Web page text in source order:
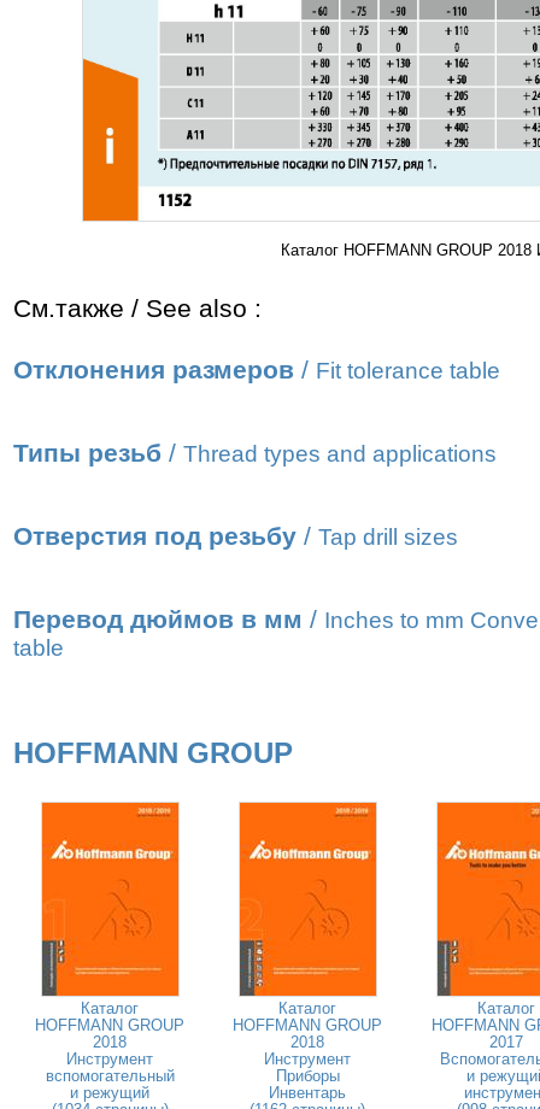
Каталог HOFFMANN GROUP
См.также / See also :
Отклонения размеров / Fit tolerance table
Типы резьб / Thread types and applications
Отверстия под резьбу / Tap drill sizes
Перевод дюймов в мм / Inches to mm
table
HOFFMANN GROUP
Каталог
HOFFMANN GROUP
2018
Инструмент
вспомогательный
и режущий
Каталог
HOFFMANN GROUP
2018
Инструмент
Приборы
Инвентарь
Каталог
HOFFMANN
2017
и